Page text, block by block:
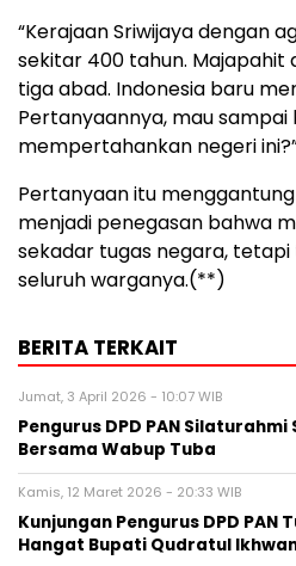
“Kerajaan Sriwijaya dengan
sekitar 400 tahun. Majapahit
tiga abad. Indonesia baru
Pertanyaannya, mau sampai
mempertahankan negeri
Pertanyaan itu
menjadi penegasan bahwa
sekadar tugas negara,
seluruh warganya.(**)
BERITA TERKAIT
Jumat, 3 April 2026 - 10:07 WIB
Pengurus DPD PAN
Bersama Wabup Tuba
Kamis, 12 Maret 2026 - 20:33 WIB
Kunjungan Pengurus DPD PAN
Hangat Bupati Qudratul